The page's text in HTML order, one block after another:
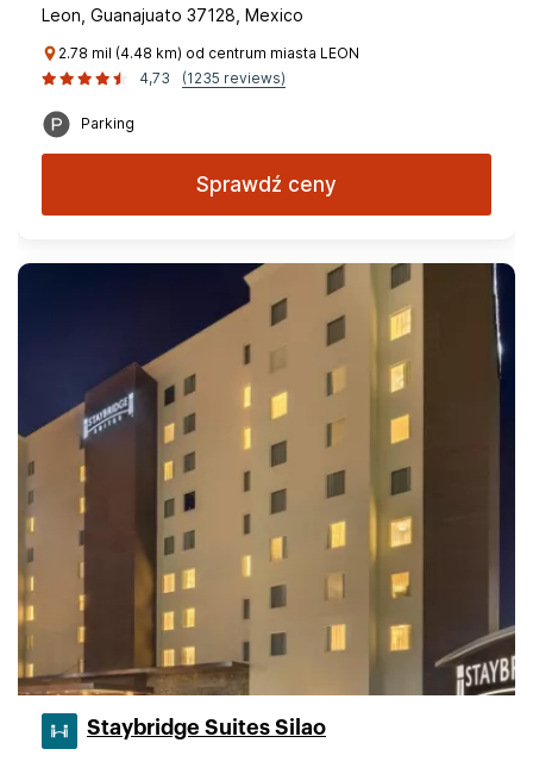
Leon, Guanajuato 37128, Mexico
2.78 mil (4.48 km) od centrum miasta LEON
4,73
(1235 reviews)
Parking
Sprawdź ceny
Staybridge Suites Silao